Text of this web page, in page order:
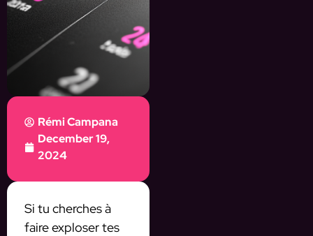
Rémi Campana
December 19,
2024
Si tu cherches à
faire exploser tes